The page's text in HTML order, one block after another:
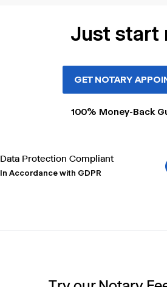
Just start
GET NOTARY
100% Money-Back
Data Protection Compliant
In Accordance with GDPR